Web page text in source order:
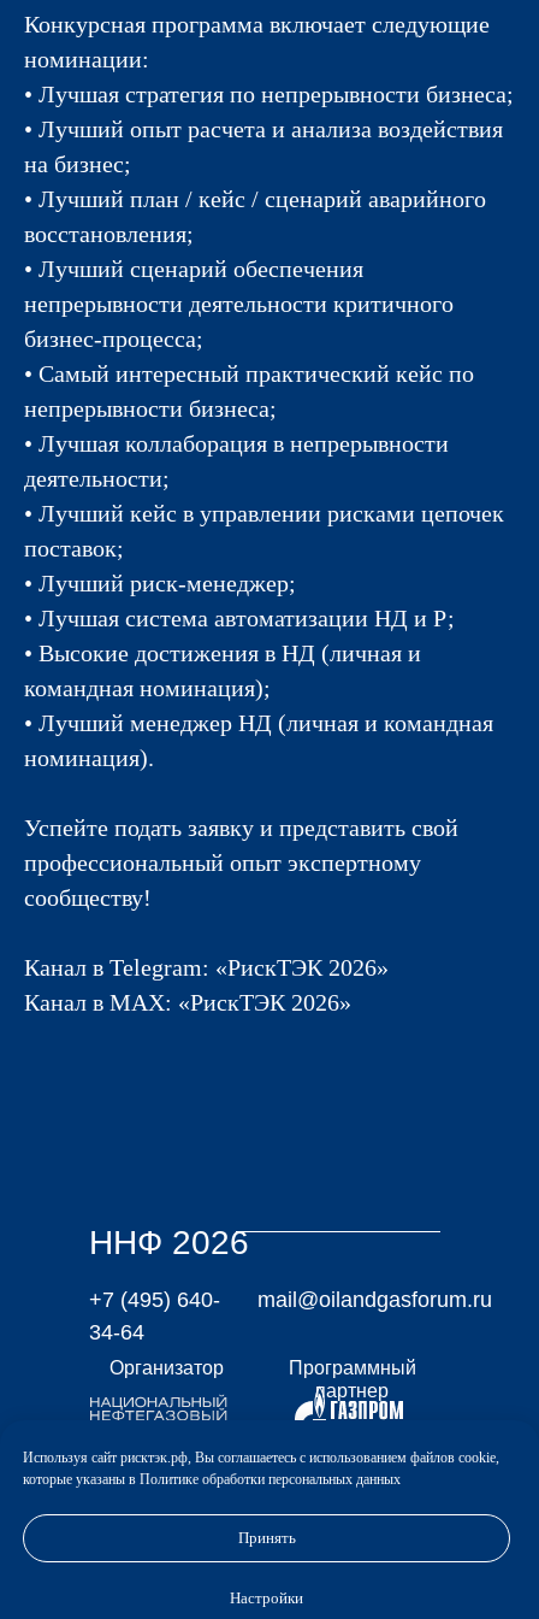
Конкурсная программа включает следующие
номинации:
• Лучшая стратегия по непрерывности бизнеса;
• Лучший опыт расчета и анализа воздействия
на бизнес;
• Лучший план / кейс / сценарий аварийного
восстановления;
• Лучший сценарий обеспечения
непрерывности деятельности критичного
бизнес-процесса;
• Самый интересный практический кейс по
непрерывности бизнеса;
• Лучшая коллаборация в непрерывности
деятельности;
• Лучший кейс в управлении рисками цепочек
поставок;
• Лучший риск-менеджер;
• Лучшая система автоматизации НД и Р;
• Высокие достижения в НД (личная и
командная номинация);
• Лучший менеджер НД (личная и командная
номинация).
Успейте подать заявку и представить свой
профессиональный опыт экспертному
сообществу!
Канал в Telegram: «РискТЭК 2026»
Канал в МАХ: «РискТЭК 2026»
ННФ 2026
+7 (495) 640-
34-64
mail@oilandgasforum.ru
Политика
конфиденциальности
Программный
партнер
Организатор
© Все права
защищены.
Используя сайт рисктэк.рф, Вы соглашаетесь с использованием файлов cookie,
которые указаны в Политике обработки персональных данных
Принять
Настройки